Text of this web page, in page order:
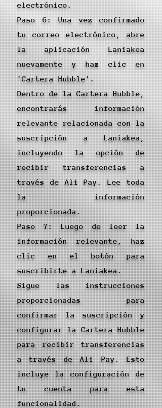
electrónico.
Paso 6: Una vez confirmado
tu correo electrónico, abre
la aplicación Laniakea
nuevamente y haz clic en
'Cartera Hubble'.
Dentro de la Cartera Hubble,
encontrarás información
relevante relacionada con la
suscripción a Laniakea,
incluyendo la opción de
recibir transferencias a
través de Ali Pay. Lee toda
la información
proporcionada.
Paso 7: Luego de leer la
información relevante, haz
clic en el botón para
suscribirte a Laniakea.
Sigue las instrucciones
proporcionadas para
confirmar la suscripción y
configurar la Cartera Hubble
para recibir transferencias
a través de Ali Pay. Esto
incluye la configuración de
tu cuenta para esta
funcionalidad.